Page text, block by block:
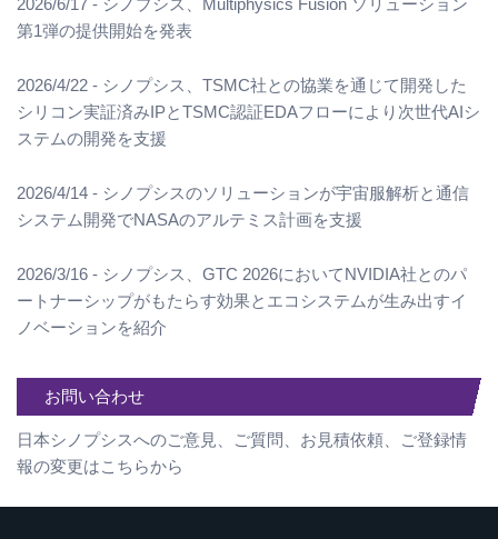
2026/6/17 - シノプシス、Multiphysics Fusion ソリューション
第1弾の提供開始を発表
2026/4/22 - シノプシス、TSMC社との協業を通じて開発した
シリコン実証済みIPとTSMC認証EDAフローにより次世代AIシ
ステムの開発を支援
2026/4/14 - シノプシスのソリューションが宇宙服解析と通信
システム開発でNASAのアルテミス計画を支援
2026/3/16 - シノプシス、GTC 2026においてNVIDIA社とのパ
ートナーシップがもたらす効果とエコシステムが生み出すイ
ノベーションを紹介
お問い合わせ
日本シノプシスへのご意見、ご質問、お見積依頼、ご登録情
報の変更はこちらから